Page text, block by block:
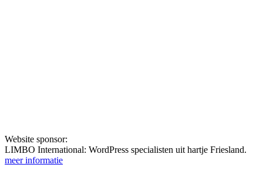
Website sponsor:
LIMBO International: WordPress specialisten uit hartje Friesland.
meer informatie